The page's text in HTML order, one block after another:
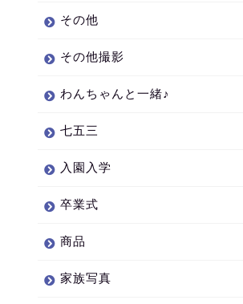
その他
その他撮影
わんちゃんと一緒♪
七五三
入園入学
卒業式
商品
家族写真